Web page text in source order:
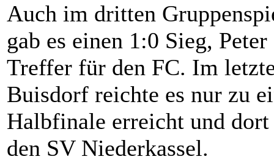
Auch im dritten
gab es einen 1:0 Sieg,
Treffer für den FC. Im
Buisdorf reichte es nur zu
Halbfinale erreicht und
den SV Niederkassel.